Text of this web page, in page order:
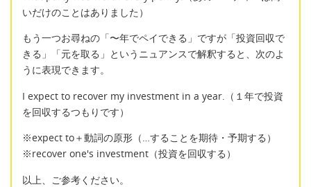
いだけのことはありました）
もう一つお尋ねの「〜年でペイできる」ですが「投資回収で
きる」「元を取る」というニュアンスで解釈すると、次のよ
うに表現できます。
I expect to recover my investment in a year.（１年で投資
を回収するつもりです）
※expect to＋動詞の原形（…することを期待・予期する）
※recover one's investment（投資を回収する）
以上、ご参考ください。